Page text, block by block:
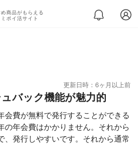
め商品がもらえる
ポイ活サイト
更新日時：6ヶ月以上前
バック機能が魅力的
会費が無料で発行することができる
の年会費はかかりません。それから
、発行しやすいです。それから通常